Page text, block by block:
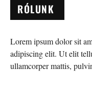
RÓLUNK
Lorem ipsum dolor sit
adipiscing elit. Ut elit
ullamcorper mattis,